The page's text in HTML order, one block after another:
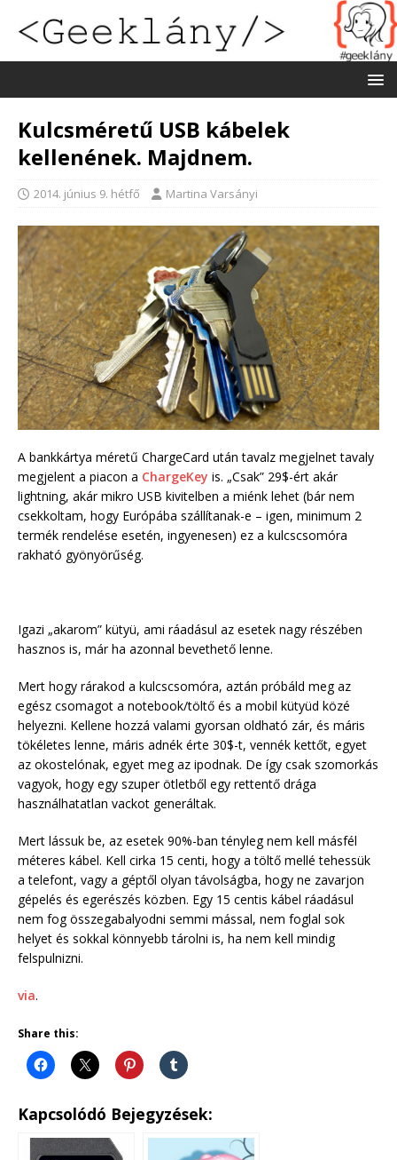
Kulcsméretű USB kábelek
kellenének. Majdnem.
2014. június 9. hétfő Martina Varsányi
A bankkártya méretű ChargeCard után tavalz megjelnet tavaly
megjelent a piacon a ChargeKey is. „Csak” 29$-ért akár
lightning, akár mikro USB kivitelben a miénk lehet (bár nem
csekkoltam, hogy Európába szállítanak-e – igen, minimum 2
termék rendelése esetén, ingyenesen) ez a kulcscsomóra
rakható gyönyörűség.
Igazi „akarom” kütyü, ami ráadásul az esetek nagy részében
hasznos is, már ha azonnal bevethető lenne.
Mert hogy rárakod a kulcscsomóra, aztán próbáld meg az
egész csomagot a notebook/töltő és a mobil kütyüd közé
helyezni. Kellene hozzá valami gyorsan oldható zár, és máris
tökéletes lenne, máris adnék érte 30$-t, vennék kettőt, egyet
az okostelónak, egyet meg az ipodnak. De így csak szomorkás
vagyok, hogy egy szuper ötletből egy rettentő drága
használhatatlan vackot generáltak.
Mert lássuk be, az esetek 90%-ban tényleg nem kell másfél
méteres kábel. Kell cirka 15 centi, hogy a töltő mellé tehessük
a telefont, vagy a géptől olyan távolságba, hogy ne zavarjon
gépelés és egerészés közben. Egy 15 centis kábel ráadásul
nem fog összegabalyodni semmi mással, nem foglal sok
helyet és sokkal könnyebb tárolni is, ha nem kell mindig
felspulnizni.
via.
Share this:
Kapcsolódó Bejegyzések: